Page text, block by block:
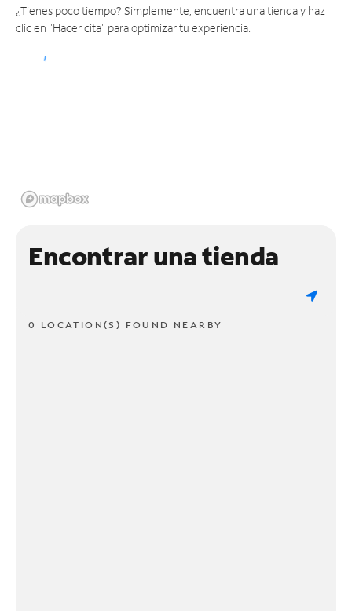
¿Tienes poco tiempo? Simplemente, encuentra una tienda y haz
clic en "Hacer cita" para optimizar tu experiencia.
Encontrar una tienda
0 LOCATION(S) FOUND NEARBY